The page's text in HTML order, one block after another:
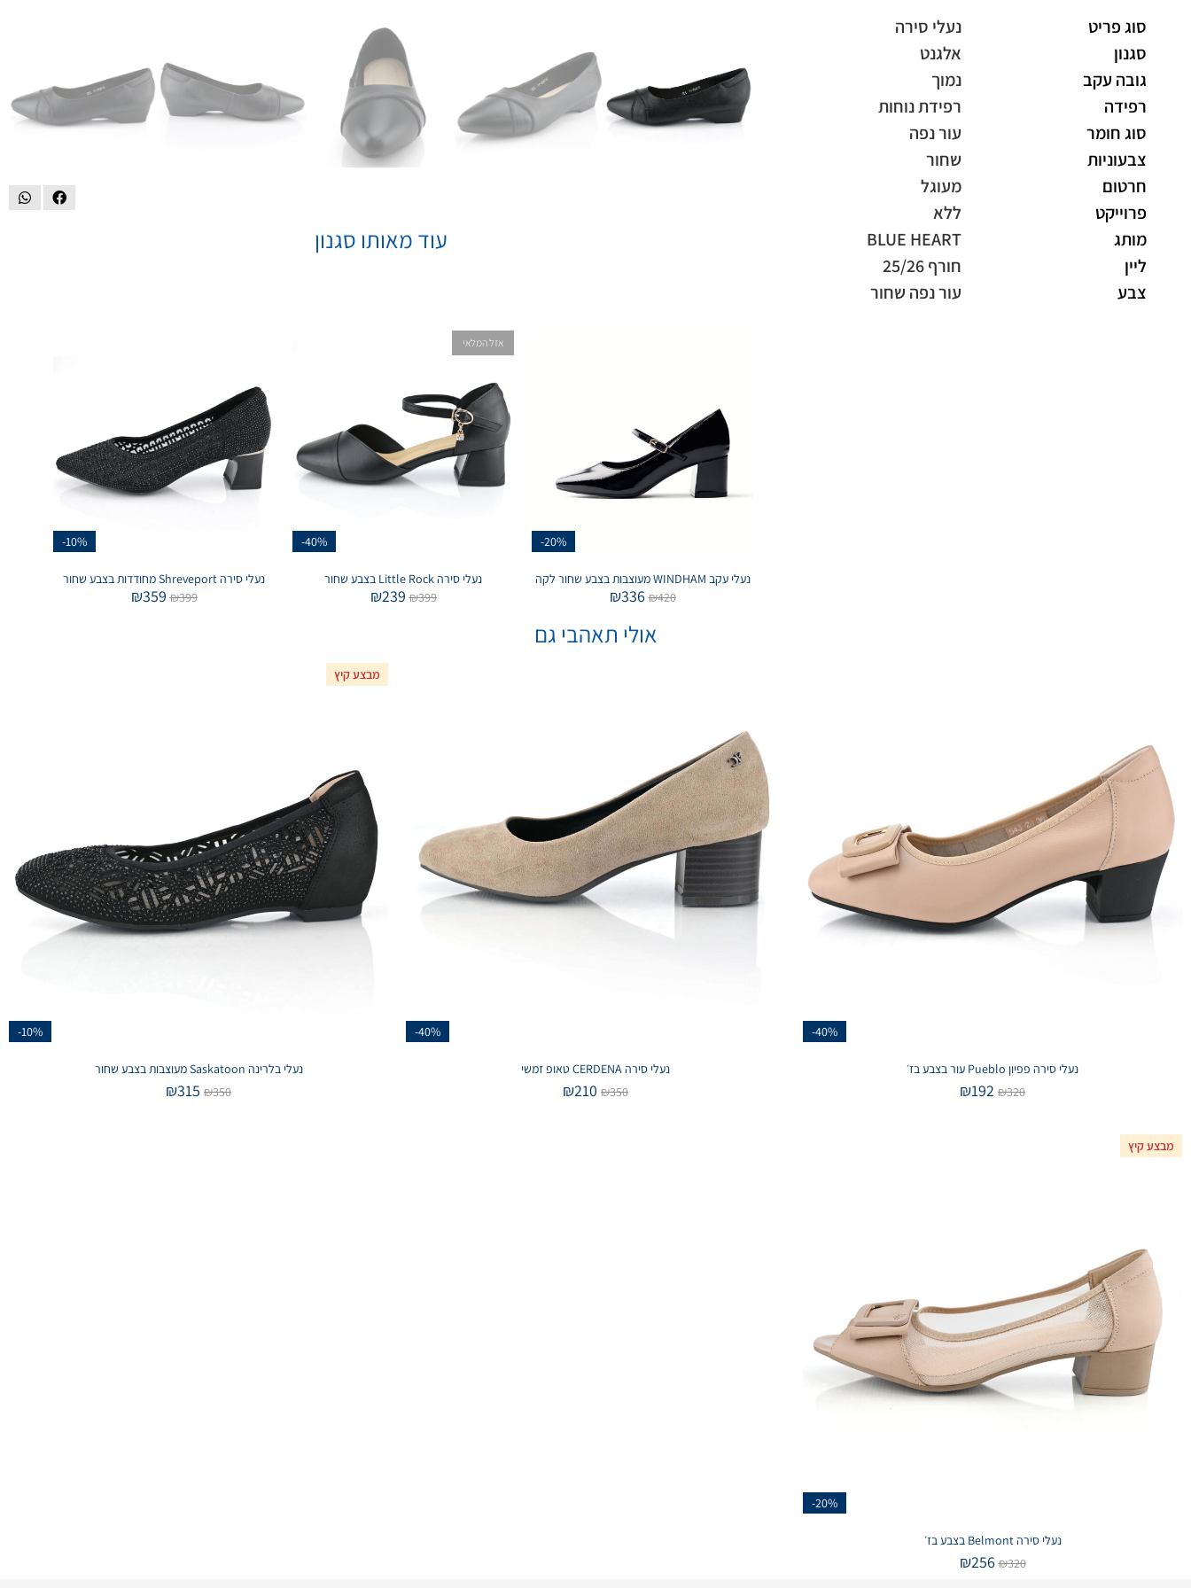
סוג פריט
נעלי סירה
סגנון
אלגנט
גובה עקב
נמוך
רפידה
רפידת נוחות
סוג חומר
עור נפה
צבעוניות
שחור
חרטום
מעוגל
פרוייקט
ללא
מותג
BLUE HEART
ליין
חורף 25/26
צבע
עור נפה שחור
עוד מאותו סגנון
-20%
נעלי עקב WINDHAM מעוצבות בצבע שחור לקה
₪420
₪336
-40%
אזל המלאי
נעלי סירה Little Rock בצבע שחור
₪399
₪239
-10%
נעלי סירה Shreveport מחודדות בצבע שחור
₪399
₪359
אולי תאהבי גם
-40%
נעלי סירה פפיון Pueblo עור בצבע בז׳
₪320
₪192
-40%
נעלי סירה CERDENA טאופ זמשי
₪350
₪210
מבצע קיץ
-10%
נעלי בלרינה Saskatoon מעוצבות בצבע שחור
₪350
₪315
מבצע קיץ
-20%
נעלי סירה Belmont בצבע בז׳
₪320
₪256